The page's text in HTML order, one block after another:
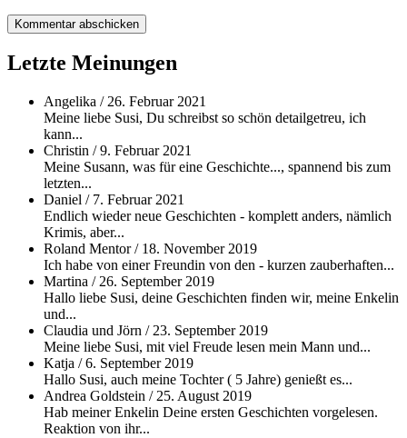
Letzte Meinungen
Angelika / 26. Februar 2021
Meine liebe Susi, Du schreibst so schön detailgetreu, ich
kann...
Christin /9. Februar 2021
Meine Susann, was für eine Geschichte..., spannend bis zum
letzten...
Daniel / 7. Februar 2021
Endlich wieder neue Geschichten - komplett anders, nämlich
Krimis, aber...
Roland Mentor/ 18. November 2019
Ich habe von einer Freundin von den - kurzen zauberhaften...
Martina / 26. September 2019
Hallo liebe Susi, deine Geschichten finden wir, meine Enkelin
und...
Claudia und Jörn / 23. September 2019
Meine liebe Susi, mit viel Freude lesen mein Mann und...
Katja /6. September 2019
Hallo Susi, auch meine Tochter ( 5 Jahre) genießt es...
Andrea Goldstein / 25. August 2019
Hab meiner Enkelin Deine ersten Geschichten vorgelesen.
Reaktion von ihr...